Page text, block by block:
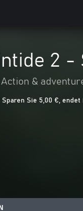
2 -
Action &
Sparen Sie 5,00 €, endet